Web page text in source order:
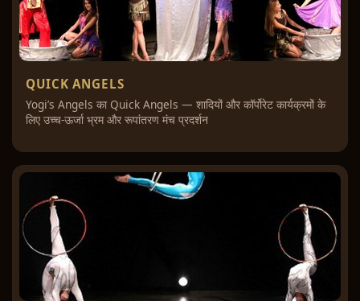
QUICK ANGELS
Yogi’s Angels का Quick Angels — शादियों और कॉर्पोरेट कार्यक्रमों के
लिए उच्च-ऊर्जा भ्रम और रूपांतरण मंच प्रदर्शन